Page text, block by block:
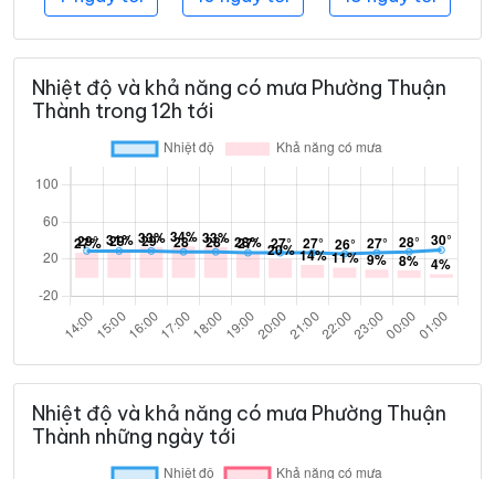
Nhiệt độ và khả năng có mưa Phường Thuận
Thành trong 12h tới
Nhiệt độ và khả năng có mưa Phường Thuận
Thành những ngày tới